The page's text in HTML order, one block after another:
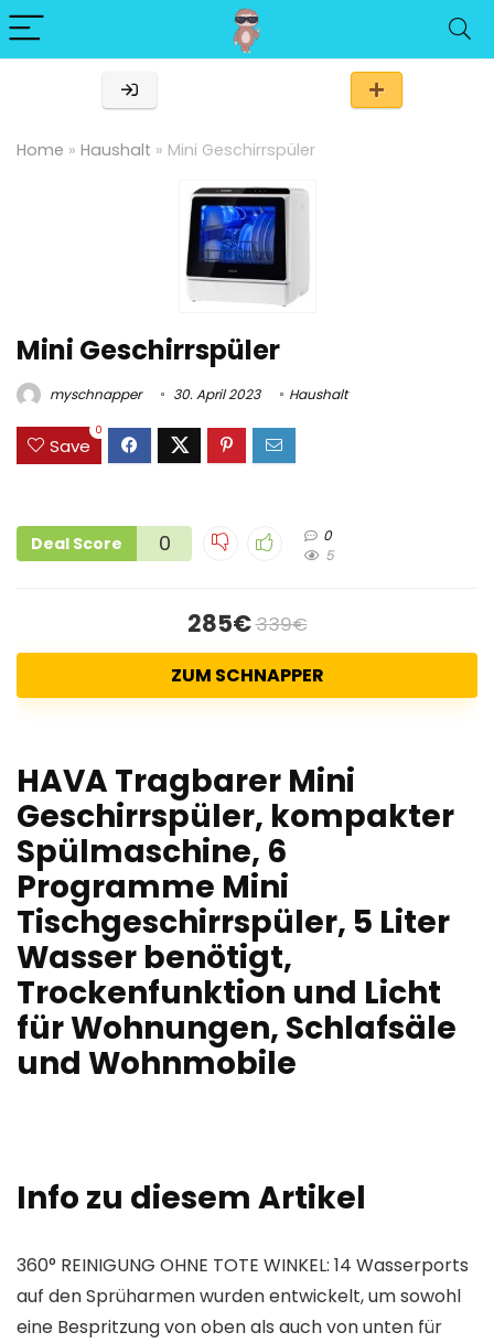
Home » Haushalt » Mini Geschirrspüler
Mini Geschirrspüler
myschnapper 30. April 2023 Haushalt
Save
0
Deal Score 0
0
5
285€339€
ZUM SCHNAPPER
HAVA Tragbarer Mini
Geschirrspüler, kompakter
Spülmaschine, 6
Programme Mini
Tischgeschirrspüler, 5 Liter
Wasser benötigt,
Trockenfunktion und Licht
für Wohnungen, Schlafsäle
und Wohnmobile
Info zu diesem Artikel
360° REINIGUNG OHNE TOTE WINKEL: 14 Wasserports
auf den Sprüharmen wurden entwickelt, um sowohl
eine Bespritzung von oben als auch von unten für